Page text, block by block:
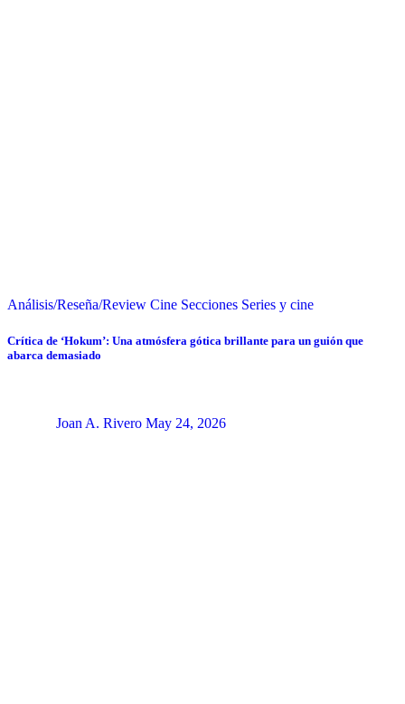
Análisis/Reseña/Review Cine Secciones Series y cine
Crítica de ‘Hokum’: Una atmósfera gótica brillante para un guión que
abarca demasiado
Joan A. Rivero May 24, 2026